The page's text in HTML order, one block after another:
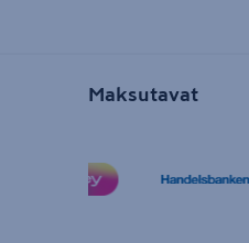
Maksutavat